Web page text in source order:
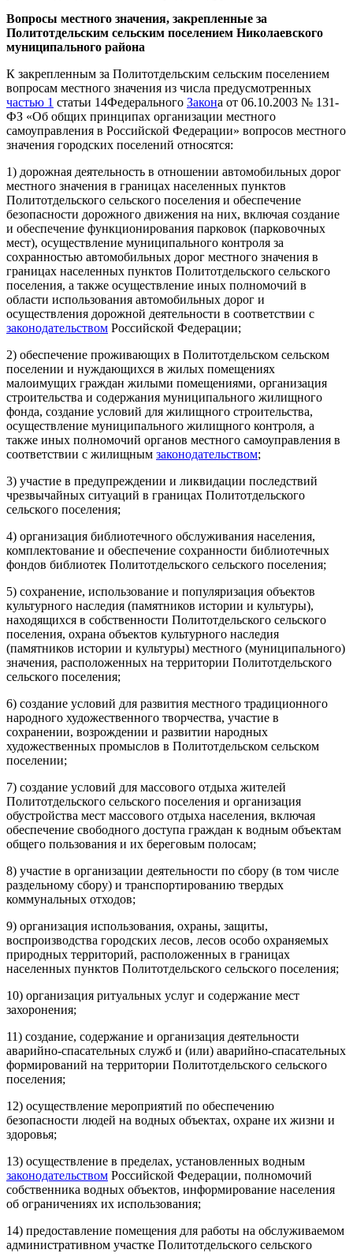
Вопросы местного значения, закрепленные за
Политотдельским сельским поселением Николаевского
муниципального района
К закрепленным за Политотдельским сельским поселением
вопросам местного значения из числа предусмотренных
частью 1 статьи 14Федерального Закона от 06.10.2003 № 131-
ФЗ «Об общих принципах организации местного
самоуправления в Российской Федерации» вопросов местного
значения городских поселений относятся:
1) дорожная деятельность в отношении автомобильных дорог
местного значения в границах населенных пунктов
Политотдельского сельского поселения и обеспечение
безопасности дорожного движения на них, включая создание
и обеспечение функционирования парковок (парковочных
мест), осуществление муниципального контроля за
сохранностью автомобильных дорог местного значения в
границах населенных пунктов Политотдельского сельского
поселения, а также осуществление иных полномочий в
области использования автомобильных дорог и
осуществления дорожной деятельности в соответствии с
законодательством Российской Федерации;
2) обеспечение проживающих в Политотдельском сельском
поселении и нуждающихся в жилых помещениях
малоимущих граждан жилыми помещениями, организация
строительства и содержания муниципального жилищного
фонда, создание условий для жилищного строительства,
осуществление муниципального жилищного контроля, а
также иных полномочий органов местного самоуправления в
соответствии с жилищным законодательством;
3) участие в предупреждении и ликвидации последствий
чрезвычайных ситуаций в границах Политотдельского
сельского поселения;
4) организация библиотечного обслуживания населения,
комплектование и обеспечение сохранности библиотечных
фондов библиотек Политотдельского сельского поселения;
5) сохранение, использование и популяризация объектов
культурного наследия (памятников истории и культуры),
находящихся в собственности Политотдельского сельского
поселения, охрана объектов культурного наследия
(памятников истории и культуры) местного (муниципального)
значения, расположенных на территории Политотдельского
сельского поселения;
6) создание условий для развития местного традиционного
народного художественного творчества, участие в
сохранении, возрождении и развитии народных
художественных промыслов в Политотдельском сельском
поселении;
7) создание условий для массового отдыха жителей
Политотдельского сельского поселения и организация
обустройства мест массового отдыха населения, включая
обеспечение свободного доступа граждан к водным объектам
общего пользования и их береговым полосам;
8) участие в организации деятельности по сбору (в том числе
раздельному сбору) и транспортированию твердых
коммунальных отходов;
9) организация использования, охраны, защиты,
воспроизводства городских лесов, лесов особо охраняемых
природных территорий, расположенных в границах
населенных пунктов Политотдельского сельского поселения;
10) организация ритуальных услуг и содержание мест
захоронения;
11) создание, содержание и организация деятельности
аварийно-спасательных служб и (или) аварийно-спасательных
формирований на территории Политотдельского сельского
поселения;
12) осуществление мероприятий по обеспечению
безопасности людей на водных объектах, охране их жизни и
здоровья;
13) осуществление в пределах, установленных водным
законодательством Российской Федерации, полномочий
собственника водных объектов, информирование населения
об ограничениях их использования;
14) предоставление помещения для работы на обслуживаемом
административном участке Политотдельского сельского